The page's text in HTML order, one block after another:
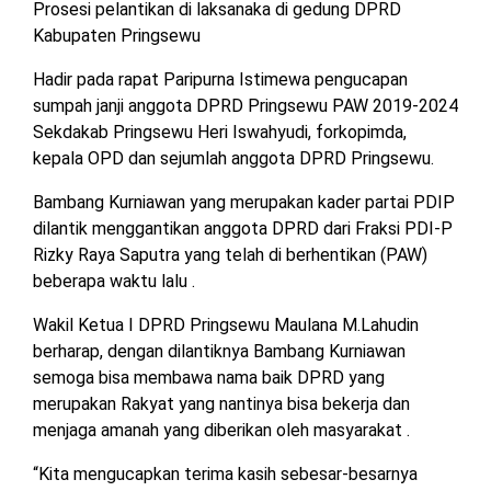
MESUJI
PESISIR
BARAT
TULANG
BAWANG
TULANG
BAWANG
BARAT
WAYKANAN
DPRD
LAMTIM
DPRD
LAMPUNG
UTARA
DPRD
MESUJI
PESISIR
BARAT
TULANG
BAWANG
Prosesi pelantikan di laksanaka di gedung DPRD
Kabupaten Pringsewu
Hadir pada rapat Paripurna Istimewa pengucapan
sumpah janji anggota DPRD Pringsewu PAW 2019-2024
Sekdakab Pringsewu Heri Iswahyudi, forkopimda,
kepala OPD dan sejumlah anggota DPRD Pringsewu.
Bambang Kurniawan yang merupakan kader partai PDIP
dilantik menggantikan anggota DPRD dari Fraksi PDI-P
Rizky Raya Saputra yang telah di berhentikan (PAW)
beberapa waktu lalu .
Wakil Ketua I DPRD Pringsewu Maulana M.Lahudin
berharap, dengan dilantiknya Bambang Kurniawan
semoga bisa membawa nama baik DPRD yang
merupakan Rakyat yang nantinya bisa bekerja dan
menjaga amanah yang diberikan oleh masyarakat .
“Kita mengucapkan terima kasih sebesar-besarnya